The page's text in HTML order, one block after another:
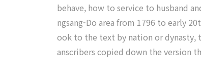
behave, how to service to husband
ngsang-Do area from 1796 to early
ook to the text by nation or dynasty,
anscribers copied down the version